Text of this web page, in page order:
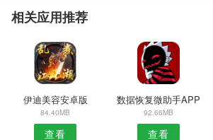
相关应用推荐
伊迪美容安卓版
84.40MB
查看
数据恢复微助手APP
92.66MB
查看